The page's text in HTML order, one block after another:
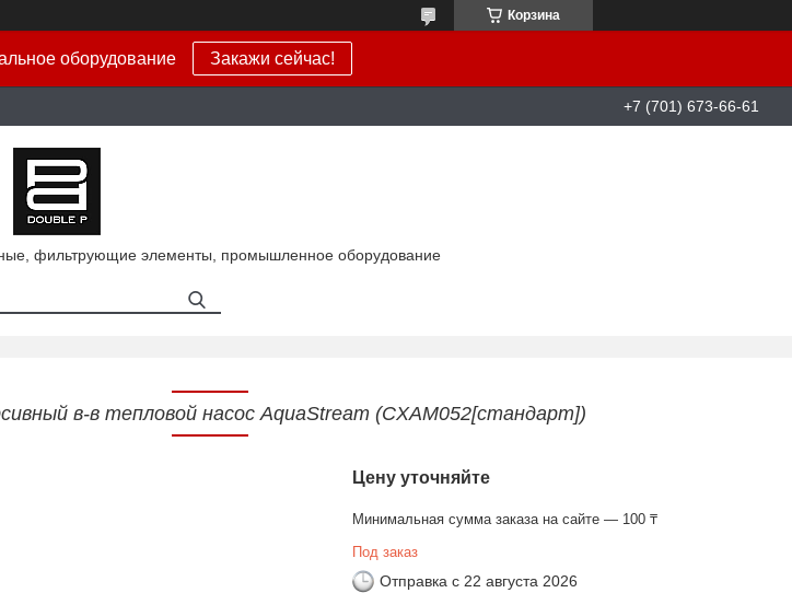
Корзина
оборудование Закажи сейчас!
+7 (701) 673-66-61
фильтрующие элементы, промышленное оборудование
в-в тепловой насос AquaStream (CXAM052[стандарт])
Цену уточняйте
Минимальная сумма заказа на сайте — 100 ₸
Под заказ
Отправка с 22 августа 2026